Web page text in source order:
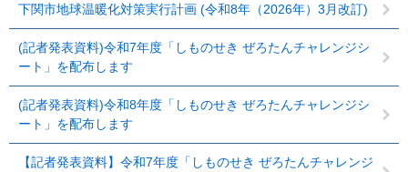
下関市地球温暖化対策実行計画 (令和8年（2026年）3月改訂)
(記者発表資料)令和7年度「しものせき ぜろたんチャレンジシ
ート」を配布します
(記者発表資料)令和8年度「しものせき ぜろたんチャレンジシ
ート」を配布します
【記者発表資料】令和7年度「しものせき ぜろたんチャレンジ